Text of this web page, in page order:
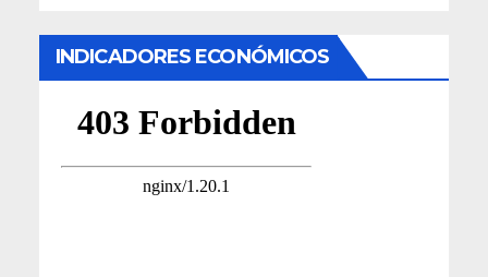
INDICADORES ECONÓMICOS